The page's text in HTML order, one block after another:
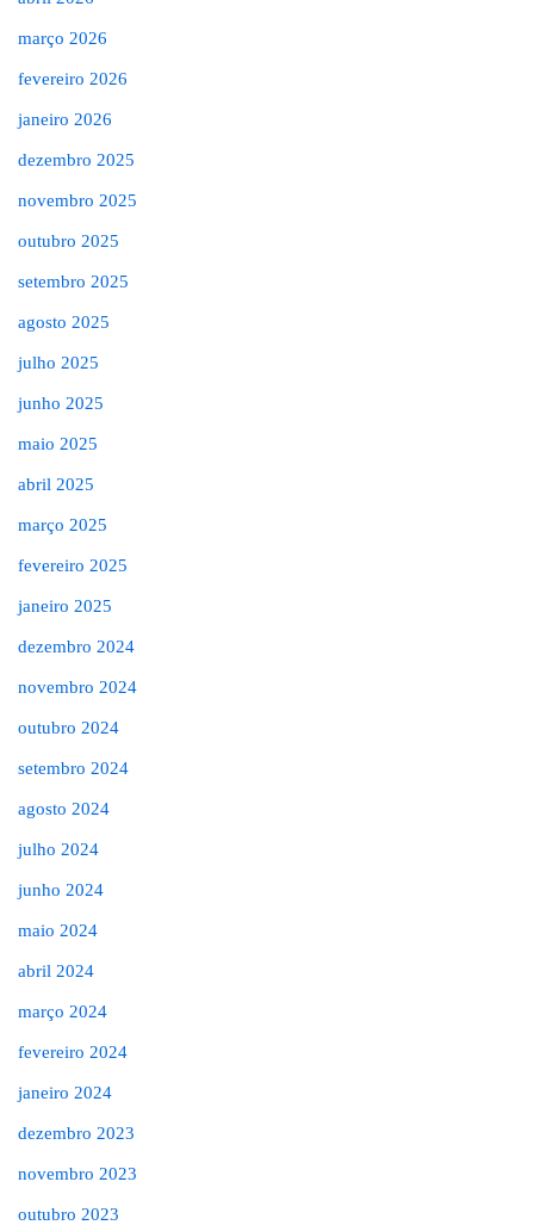
março 2026
fevereiro 2026
janeiro 2026
dezembro 2025
novembro 2025
outubro 2025
setembro 2025
agosto 2025
julho 2025
junho 2025
maio 2025
abril 2025
março 2025
fevereiro 2025
janeiro 2025
dezembro 2024
novembro 2024
outubro 2024
setembro 2024
agosto 2024
julho 2024
junho 2024
maio 2024
abril 2024
março 2024
fevereiro 2024
janeiro 2024
dezembro 2023
novembro 2023
outubro 2023